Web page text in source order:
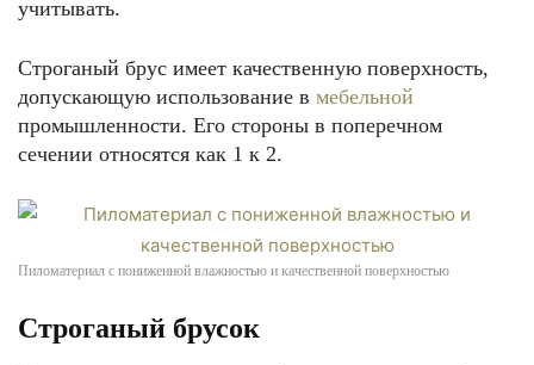
учитывать.
Строганый брус имеет качественную поверхность,
допускающую использование в мебельной
промышленности. Его стороны в поперечном
сечении относятся как 1 к 2.
Пиломатериал с пониженной влажностью и качественной поверхностью
Строганый брусок